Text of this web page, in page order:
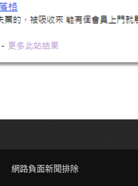
網路負面新聞排除